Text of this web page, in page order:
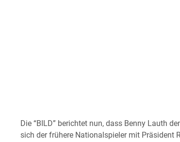
Die “BILD” berichtet nun, dass Benny Lauth
sich der frühere Nationalspieler mit Präsident